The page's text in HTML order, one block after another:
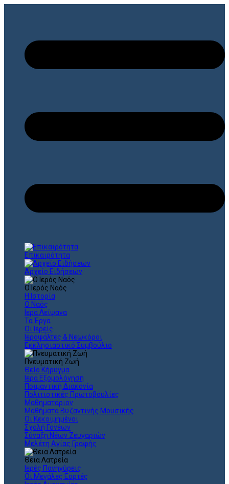
Επικαιρότητα
Αρχείο Ειδήσεων
Ο Ιερός Ναός
Η Ιστορία
Ο Ναός
Ιερά Λείψανα
Τα Έργα
Οι Ιερείς
Ιεροψάλτες & Νεωκόροι
Εκκλησιαστικό Συμβούλιο
Πνευματική Ζωή
Θείο Κήρυγμα
Ιερά Εξομολόγηση
Ποιμαντική Διακονία
Πολιτιστικές Πρωτοβουλίες
Μαθηματάριον
Μαθήματα Βυζαντινής Μουσικής
Οι Κεκοιμημένοι
Σχολή Γονέων
Σύναξη Νέων Ζευγαριών
Μελέτη Αγίας Γραφής
Θεια Λατρεία
Ιερές Πανηγύρεις
Οι Μεγάλες Εορτές